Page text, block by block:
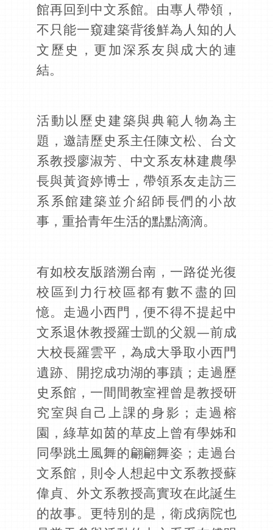
館再回到中文系館。由專人帶領，
不只能一窺建築背後鮮為人知的人
文歷史，更加深系友與成大的連
結。
活動以歷史建築與典範人物為主
題，邀請歷史系主任陳文松、台文
系教授廖淑芳、中文系友林建農學
長與黃資婷博士，帶領系友走訪三
系系館建築並介紹師長們的小故
事，重拾青年生活的點點滴滴。
有如校友版踏溯台南，一路從光復
校區到力行校區都有數不盡的回
憶。走過小西門，便不得不提起中
文系退休教授羅士凱的父親—前成
大校長羅雲平，為成大爭取小西門
遺跡、開挖成功湖的事蹟；走過歷
史系館，一間間教室裡曾是教授研
究室與自己上課的身影；走過榕
園，綠草如茵的草皮上曾有學姊和
同學跳土風舞的翩翩舞姿；走過台
文系館，則令人想起中文系教授蘇
偉貞、外文系教授高實玫在此誕生
的故事。更特別的是，衛戍病院也